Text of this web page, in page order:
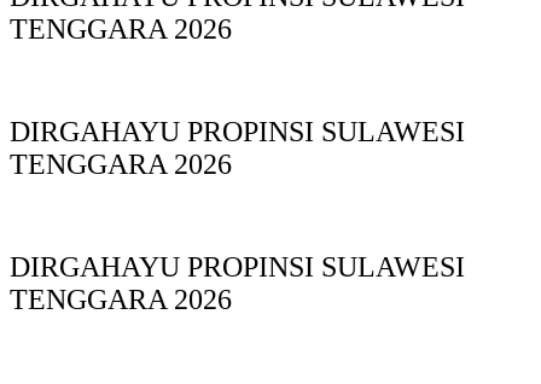
TENGGARA 2026
DIRGAHAYU PROPINSI SULAWESI
TENGGARA 2026
DIRGAHAYU PROPINSI SULAWESI
TENGGARA 2026